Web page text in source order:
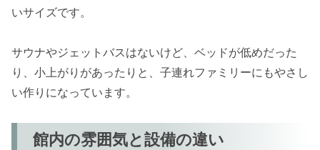
いサイズです。
サウナやジェットバスはないけど、ベッドが低めだった
り、小上がりがあったりと、子連れファミリーにもやさし
い作りになっています。
館内の雰囲気と設備の違い